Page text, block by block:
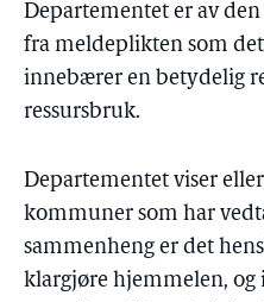
Departementet er av
fra meldeplikten som
innebærer en betydelig
ressursbruk.
Departementet viser
kommuner som har
sammenheng er det
klargjøre hjemmelen,